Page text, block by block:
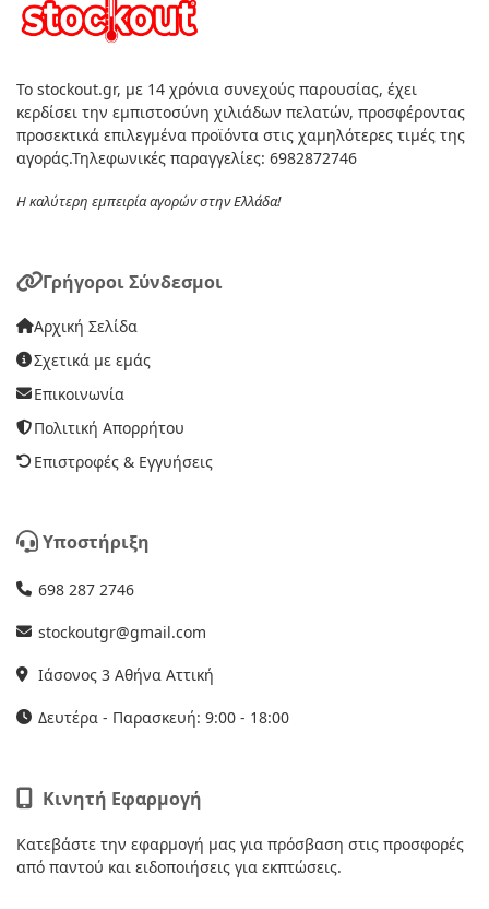
Το stockout.gr, με 14 χρόνια συνεχούς παρουσίας, έχει
κερδίσει την εμπιστοσύνη χιλιάδων πελατών, προσφέροντας
προσεκτικά επιλεγμένα προϊόντα στις χαμηλότερες τιμές της
αγοράς.Τηλεφωνικές παραγγελίες: 6982872746
Η καλύτερη εμπειρία αγορών στην Ελλάδα!
Γρήγοροι Σύνδεσμοι
Αρχική Σελίδα
Σχετικά με εμάς
Επικοινωνία
Πολιτική Απορρήτου
Επιστροφές & Εγγυήσεις
Υποστήριξη
698 287 2746
stockoutgr@gmail.com
Ιάσονος 3 Αθήνα Αττική
Δευτέρα - Παρασκευή: 9:00 - 18:00
Κινητή Εφαρμογή
Κατεβάστε την εφαρμογή μας για πρόσβαση στις προσφορές
από παντού και ειδοποιήσεις για εκπτώσεις.